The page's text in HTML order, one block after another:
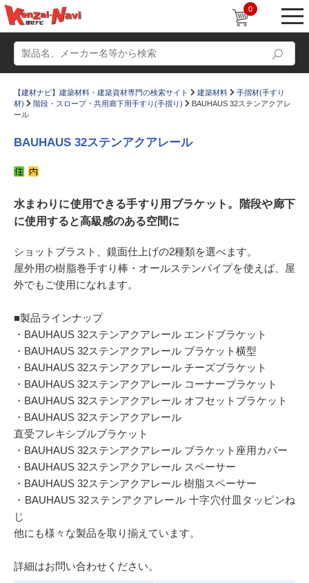
0
動画
かたなび コラム
すまいリング 設計士インタビュー
Q＆A 販売・施工代理店募集
お気に入り
【建材ナビ】建築材料・建築資材専門の検索サイト 建築材料
手摺材(手すり
材)
階段・スロープ・共用廊下用手すり(手摺り)
BAUHAUS 32ステンアクアレ
ール
BAUHAUS 32ステンアクアレール
水まわりに使用できる手すり用ブラケット。階段や廊下
に使用すると高級感のある空間に
ショットブラスト、鏡面仕上げの2種類を選べます。
屋外用の樹脂巻手すり棒・オールステンパイプを使えば、屋
外でもご使用になれます。
■製品ラインナップ
・BAUHAUS 32ステンアクアレール エンドブラケット
・BAUHAUS 32ステンアクアレール ブラケット横型
・BAUHAUS 32ステンアクアレール チーズブラケット
・BAUHAUS 32ステンアクアレール コーナーブラケット
・BAUHAUS 32ステンアクアレール オフセットブラケット
・BAUHAUS 32ステンアクアレール
直受フレキシブルブラケット
・BAUHAUS 32ステンアクアレール ブラケット座用カバー
・BAUHAUS 32ステンアクアレール スペーサー
・BAUHAUS 32ステンアクアレール 樹脂スペーサー
・BAUHAUS 32ステンアクアレール 十字穴付皿タッピンね
じ
他にも様々な製品を取り揃えています。
詳細はお問い合わせください。